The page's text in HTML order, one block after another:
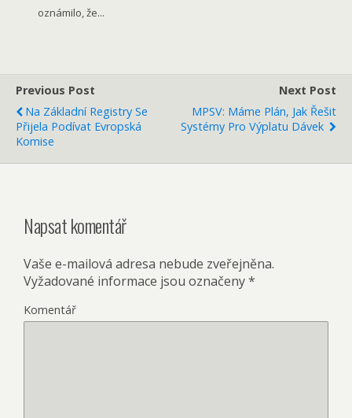
oznámilo, že...
Previous Post
Na Základní Registry Se
Přijela Podívat Evropská
Komise
Next Post
MPSV: Máme Plán, Jak Řešit
Systémy Pro Výplatu Dávek
Napsat komentář
Vaše e-mailová adresa nebude zveřejněna.
Vyžadované informace jsou označeny*
Komentář